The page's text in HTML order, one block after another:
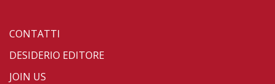
CONTATTI
DESIDERIO EDITORE
JOIN US